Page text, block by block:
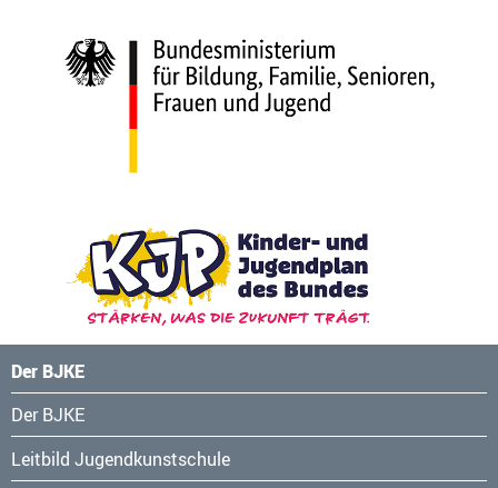
Der BJKE
Navigation
überspringen
Der BJKE
Leitbild Jugendkunstschule